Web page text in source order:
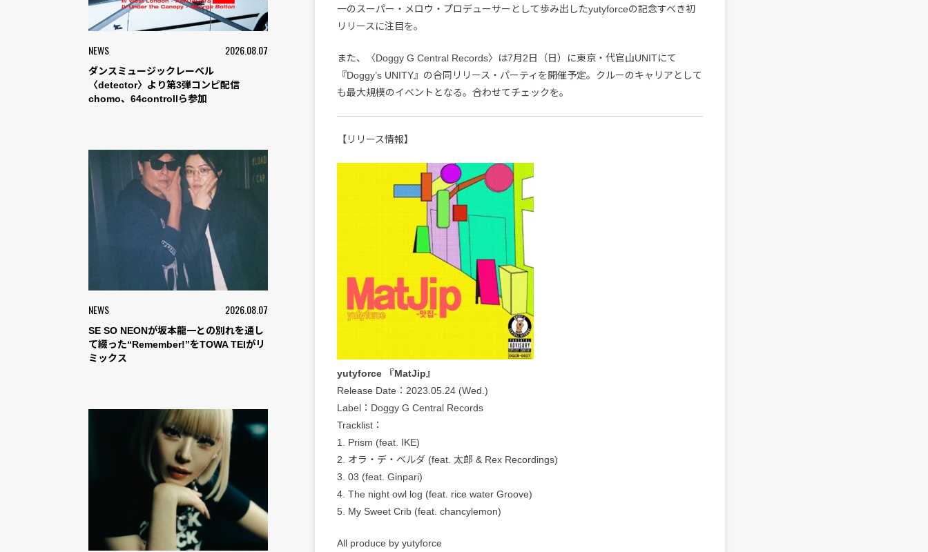
NEWS 2026.08.07
ダンスミュージックレーベル
〈detector〉より第3弾コンピ配信
chomo、64controllら参加
NEWS 2026.08.07
SE SO NEONが坂本龍一との別れを通し
て綴った“Remember!”をTOWA TEIがリ
ミックス
一のスーパー・メロウ・プロデューサーとして歩み出したyutyforceの記念すべき初
リリースに注目を。
また、〈Doggy G Central Records〉は7月2日（日）に東京・代官山UNITにて
『Doggy’s UNITY』の合同リリース・パーティを開催予定。クルーのキャリアとして
も最大規模のイベントとなる。合わせてチェックを。
【リリース情報】
yutyforce 『MatJip』
Release Date：2023.05.24 (Wed.)
Label：Doggy G Central Records
Tracklist：
1. Prism (feat. IKE)
2. オラ・デ・ベルダ (feat. 太郎 & Rex Recordings)
3. 03 (feat. Ginpari)
4. The night owl log (feat. rice water Groove)
5. My Sweet Crib (feat. chancylemon)
All produce by yutyforce